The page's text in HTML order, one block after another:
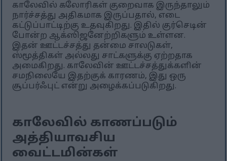
காலேவில் கலோரிகள் குறைவாக இருந்தாலும்
நார்ச்சத்து அதிகமாக இருப்பதால், எடை
கட்டுப்பாட்டிற்கு உதவுகிறது. இதில் குர்செடின்
போன்ற ஆக்ஸிஜனேற்றிகளும் உள்ளன.
இதன் ஊட்டச்சத்து தன்மை சாலடுகள்,
ஸ்மூத்திகள் அல்லது சாட்களுக்கு ஏற்றதாக
அமைகிறது. காலேவின் ஊட்டச்சத்துக்களின்
சமநிலையே இதற்குக் காரணம், இது ஒரு
சூப்பர்ஃபுட் என்று அழைக்கப்படுகிறது.
காலேவில் காணப்படும்
அத்தியாவசிய
வைட்டமின்கள்